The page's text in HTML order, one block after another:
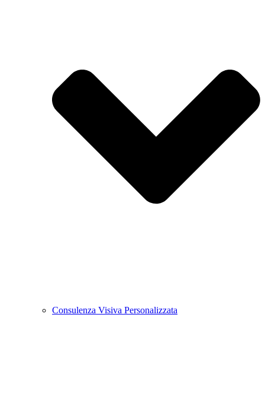
Consulenza Visiva Personalizzata